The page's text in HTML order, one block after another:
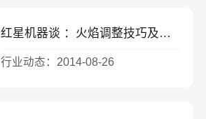
红星机器谈 ：火焰调整技巧及其对后期的影响
行业动态：2014-08-26